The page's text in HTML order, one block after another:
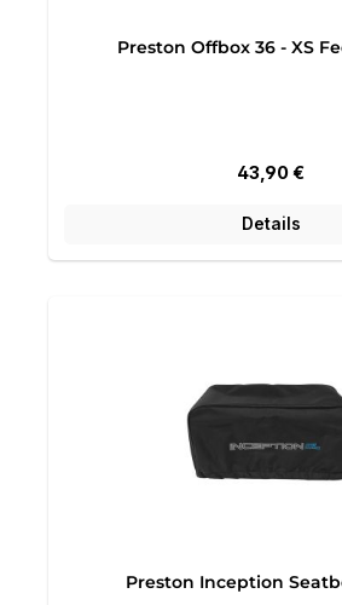
Preston Offbox 36 - XS
Regulärer
43,90 €
Details
Preston Inception